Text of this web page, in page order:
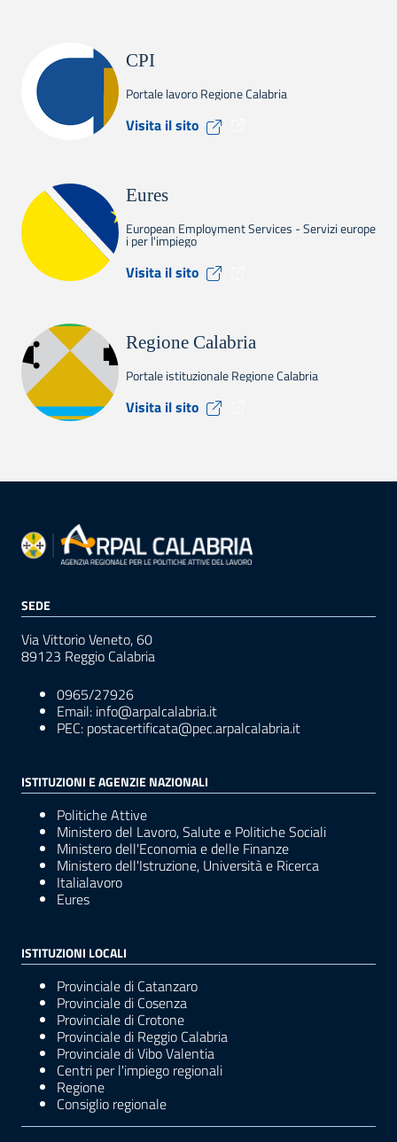
CPI
Portale lavoro Regione Calabria
Visita il sito
Eures
European Employment Services - Servizi europe
i per l'impiego
Visita il sito
Regione Calabria
Portale istituzionale Regione Calabria
Visita il sito
SEDE
Via Vittorio Veneto, 60
89123 Reggio Calabria
0965/27926
Email: info@arpalcalabria.it
PEC: postacertificata@pec.arpalcalabria.it
ISTITUZIONI E AGENZIE NAZIONALI
Politiche Attive
Ministero del Lavoro, Salute e Politiche Sociali
Ministero dell'Economia e delle Finanze
Ministero dell'Istruzione, Università e Ricerca
Italialavoro
Eures
ISTITUZIONI LOCALI
Provinciale di Catanzaro
Provinciale di Cosenza
Provinciale di Crotone
Provinciale di Reggio Calabria
Provinciale di Vibo Valentia
Centri per l'impiego regionali
Regione
Consiglio regionale